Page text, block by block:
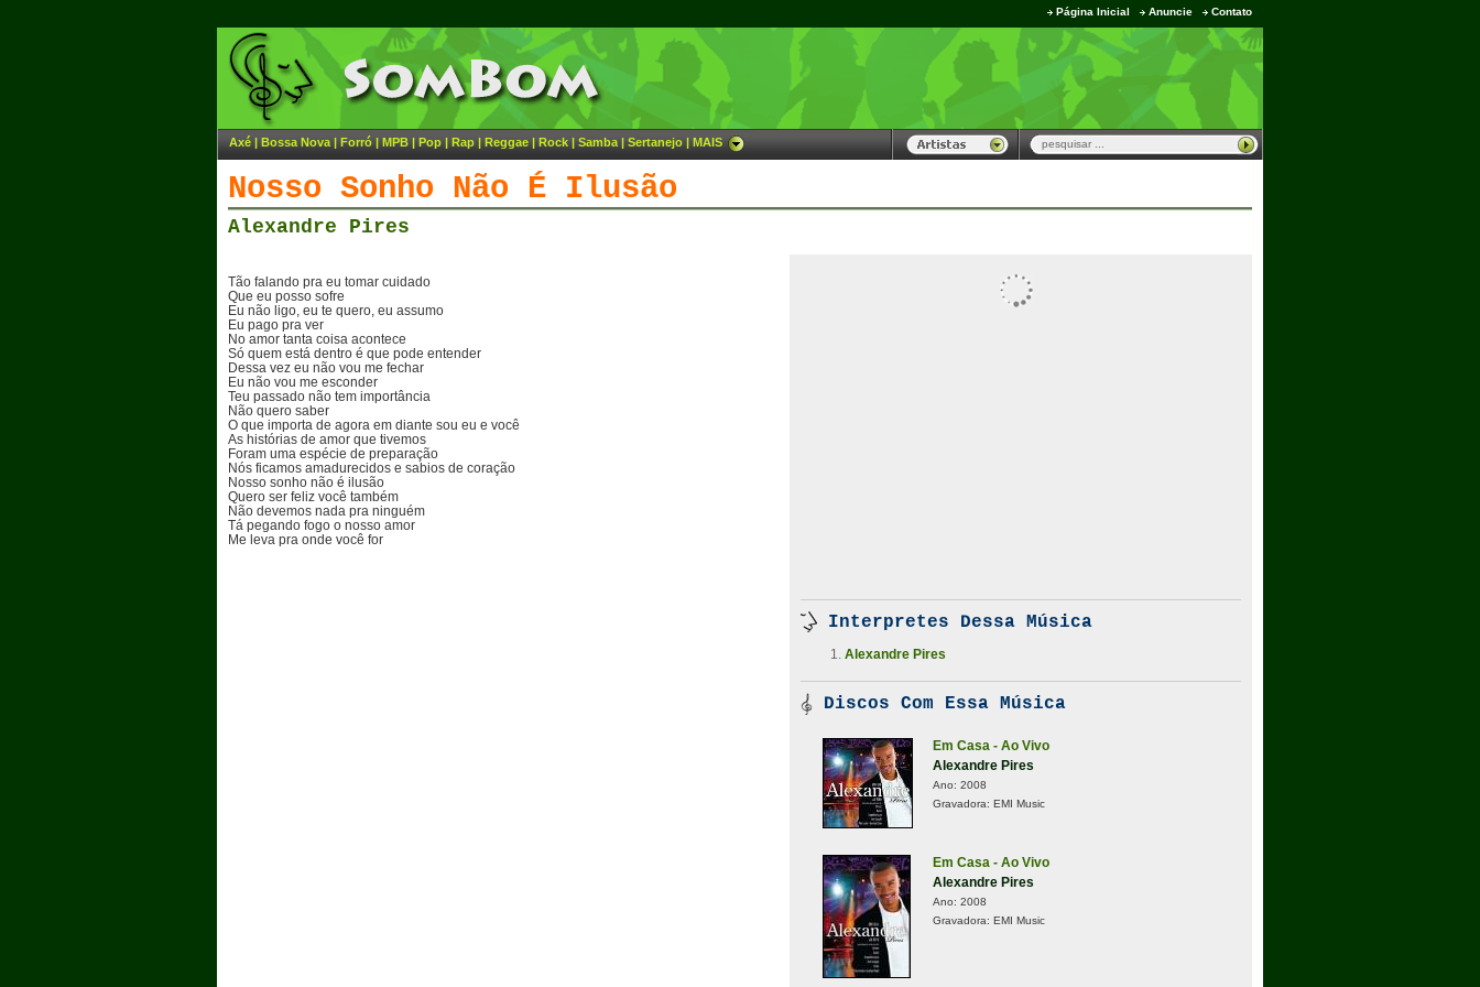
Página Inicial Anuncie Contato
Axé | Bossa Nova | Forró | MPB | Pop | Rap | Reggae | Rock | Samba | Sertanejo | MAIS
Nosso Sonho Não É Ilusão
Alexandre Pires
Tão falando pra eu tomar cuidado
Que eu posso sofre
Eu não ligo, eu te quero, eu assumo
Eu pago pra ver
No amor tanta coisa acontece
Só quem está dentro é que pode entender
Dessa vez eu não vou me fechar
Eu não vou me esconder
Teu passado não tem importância
Não quero saber
O que importa de agora em diante sou eu e você
As histórias de amor que tivemos
Foram uma espécie de preparação
Nós ficamos amadurecidos e sabios de coração
Nosso sonho não é ilusão
Quero ser feliz você também
Não devemos nada pra ninguém
Tá pegando fogo o nosso amor
Me leva pra onde você for
Interpretes Dessa Música
Alexandre Pires
Discos Com Essa Música
Em Casa - Ao Vivo
Alexandre Pires
Ano: 2008
Gravadora: EMI Music
Em Casa - Ao Vivo
Alexandre Pires
Ano: 2008
Gravadora: EMI Music